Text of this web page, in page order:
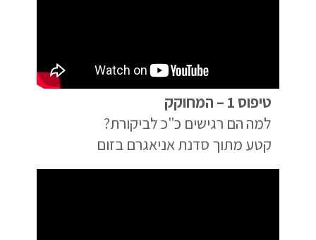
טיפוס 1 – המחוקק
למה הם רגישים כ"כ לביקורת?
קטע מתוך סדנת אניאגרם בזום